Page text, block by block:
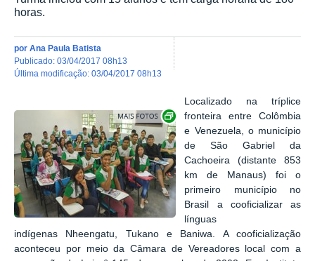
horas.
por Ana Paula Batista
publicado: 03/04/2017 08h13
última modificação: 03/04/2017 08h13
Show image carousel
Localizado na tríplice
fronteira entre Colômbia
e Venezuela, o município
de São Gabriel da
Cachoeira (distante 853
km de Manaus) foi o
primeiro município no
Brasil a cooficializar as
línguas
indígenas Nheengatu, Tukano e Baniwa. A cooficialização
aconteceu por meio da Câmara de Vereadores local com a